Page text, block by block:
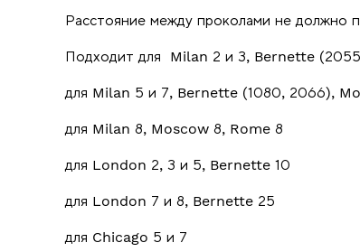
Расстояние между проколами не должно
Подходит для Milan 2 и 3, Bernette
для Milan 5 и 7, Bernette (1080, 2066),
для Milan 8, Moscow 8, Rome 8
для London 2, 3 и 5, Bernette 10
для London 7 и 8, Bernette 25
для Chicago 5 и 7